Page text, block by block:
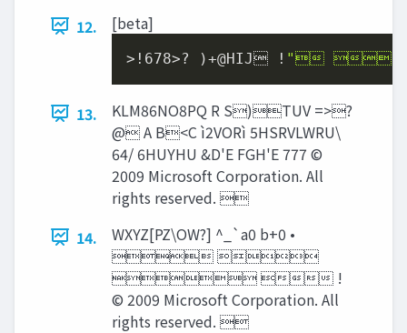
12. [beta]
>! 678>? )+@HIJ ! " !
13.
KLM86NO8PQ R S)TUV =>?
@ A B<C ì2VORì 5HSRVLWRU\
64/ 6HUYHU &D'E FGH'E 777 ©
2009 Microsoft Corporation. All
rights reserved. 
14.
WXYZ[PZ\OW?] ^_`a0 b+0 •
 
  !
© 2009 Microsoft Corporation. All
rights reserved. 